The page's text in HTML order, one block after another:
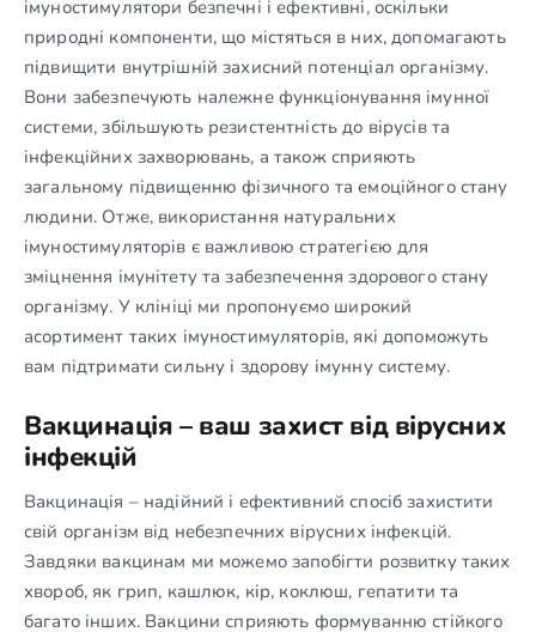
імуностимулятори безпечні і ефективні, оскільки
природні компоненти, що містяться в них, допомагають
підвищити внутрішній захисний потенціал організму.
Вони забезпечують належне функціонування імунної
системи, збільшують резистентність до вірусів та
інфекційних захворювань, а також сприяють
загальному підвищенню фізичного та емоційного стану
людини. Отже, використання натуральних
імуностимуляторів є важливою стратегією для
зміцнення імунітету та забезпечення здорового стану
організму. У клініці ми пропонуємо широкий
асортимент таких імуностимуляторів, які допоможуть
вам підтримати сильну і здорову імунну систему.
Вакцинація – ваш захист від вірусних
інфекцій
Вакцинація – надійний і ефективний спосіб захистити
свій організм від небезпечних вірусних інфекцій.
Завдяки вакцинам ми можемо запобігти розвитку таких
хвороб, як грип, кашлюк, кір, коклюш, гепатити та
багато інших. Вакцини сприяють формуванню стійкого